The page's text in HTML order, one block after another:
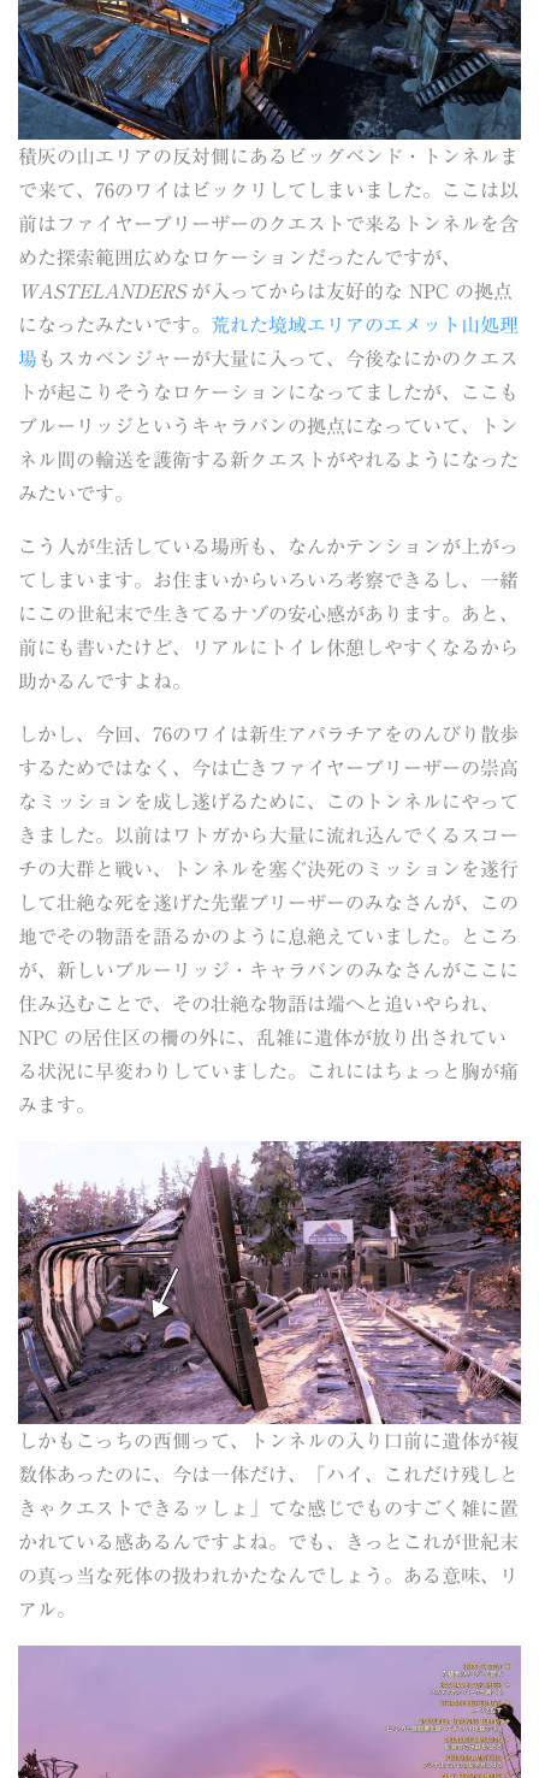
積灰の山エリアの反対側にあるビッグベンド・トンネルま
で来て、76のワイはビックリしてしまいました。ここは以
前はファイヤーブリーザーのクエストで来るトンネルを含
めた探索範囲広めなロケーションだったんですが、
WASTELANDERS が入ってからは友好的な NPC の拠点
になったみたいです。 荒れた境域エリアのエメット山処理
場もスカベンジャーが大量に入って、今後なにかのクエス
トが起こりそうなロケーションになってましたが、ここも
ブルーリッジというキャラバンの拠点になっていて、トン
ネル間の輸送を護衛する新クエストがやれるようになった
みたいです。
こう人が生活している場所も、なんかテンションが上がっ
てしまいます。お住まいからいろいろ考察できるし、一緒
にこの世紀末で生きてるナゾの安心感があります。あと、
前にも書いたけど、リアルにトイレ休憩しやすくなるから
助かるんですよね。
しかし、今回、76のワイは新生アパラチアをのんびり散歩
するためではなく、今は亡きファイヤーブリーザーの崇高
なミッションを成し遂げるために、このトンネルにやって
きました。以前はワトガから大量に流れ込んでくるスコー
チの大群と戦い、トンネルを塞ぐ決死のミッションを遂行
して壮絶な死を遂げた先輩ブリーザーのみなさんが、この
地でその物語を語るかのように息絶えていました。ところ
が、新しいブルーリッジ・キャラバンのみなさんがここに
住み込むことで、その壮絶な物語は端へと追いやられ、
NPC の居住区の柵の外に、乱雑に遺体が放り出されてい
る状況に早変わりしていました。これにはちょっと胸が痛
みます。
しかもこっちの西側って、トンネルの入り口前に遺体が複
数体あったのに、今は一体だけ、「ハイ、これだけ残しと
きゃクエストできるッしょ」てな感じでものすごく雑に置
かれている感あるんですよね。でも、きっとこれが世紀末
の真っ当な死体の扱われかたなんでしょう。ある意味、リ
アル。